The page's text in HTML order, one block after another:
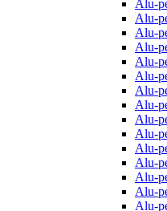
Alu-
Alu-
Alu-
Alu-
Alu-
Alu-
Alu-
Alu-
Alu-
Alu-
Alu-
Alu-
Alu-
Alu-
Alu-